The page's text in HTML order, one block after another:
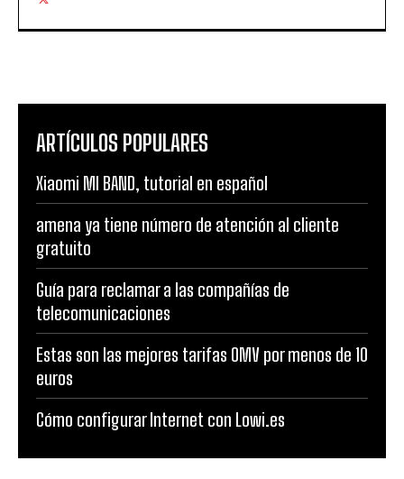
ARTÍCULOS POPULARES
Xiaomi MI BAND, tutorial en español
amena ya tiene número de atención al cliente
gratuito
Guía para reclamar a las compañías de
telecomunicaciones
Estas son las mejores tarifas OMV por menos de 10
euros
Cómo configurar Internet con Lowi.es